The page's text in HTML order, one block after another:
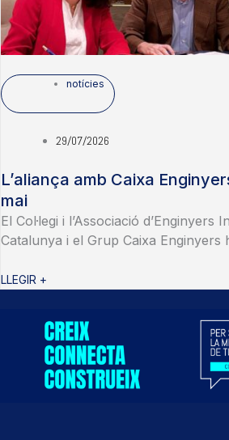
notícies
29/07/2026
L’aliança amb Caixa
mai
El Col·legi i l’Associació d’Enginyers
Catalunya i el Grup Caixa Enginyers
LLEGIR +